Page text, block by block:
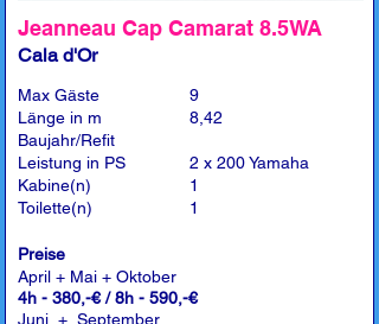
Jeanneau Cap Camarat 8.5WA
Cala d'Or
Max Gäste
Länge in m
Baujahr/Refit
Leistung in PS
Kabine(n)
Toilette(n)
9
8,42
2 x 200 Yamaha
1
1
Preise
April + Mai + Oktober
4h - 380,-€ / 8h - 590,-€
Juni + September